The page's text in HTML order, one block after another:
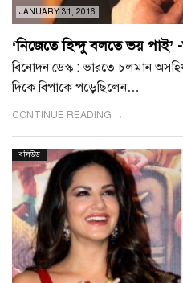
JANUARY 31, 2016
‘নিজেতে হিন্দু বলতে ভয়
বিনোদন ডেস্ক : ভারতে চলমান
দিকে বিপাকে পড়েছিলেন…
CONTINUE READING →
বলিউড